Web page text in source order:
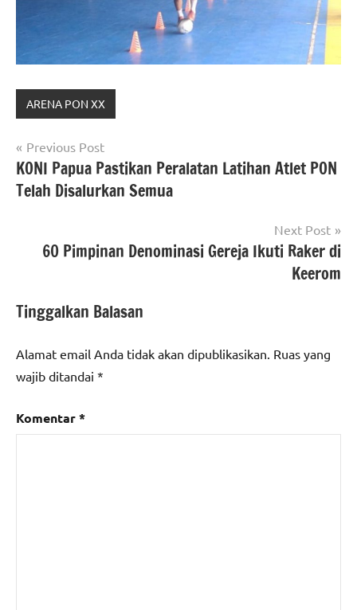
ARENA PON XX
Navigasi
pos
Previous Post
KONI Papua Pastikan Peralatan Latihan Atlet PON
Telah Disalurkan Semua
Next Post
60 Pimpinan Denominasi Gereja Ikuti Raker di
Keerom
Tinggalkan Balasan
Alamat email Anda tidak akan dipublikasikan. Ruas yang
wajib ditandai *
Komentar*